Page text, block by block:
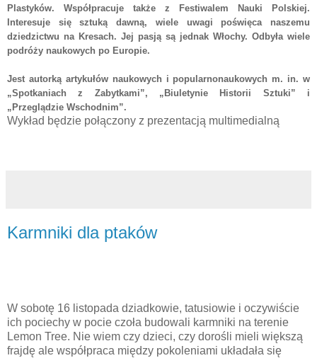
Plastyków. Współpracuje także z Festiwalem Nauki Polskiej.
Interesuje się sztuką dawną, wiele uwagi poświęca naszemu
dziedzictwu na Kresach. Jej pasją są jednak Włochy. Odbyła wiele
podróży naukowych po Europie.
Jest autorką artykułów naukowych i popularnonaukowych m. in. w
„Spotkaniach z Zabytkami”, „Biuletynie Historii Sztuki” i
„Przeglądzie Wschodnim”.
Wykład będzie połączony z prezentacją multimedialną
Karmniki dla ptaków
W sobotę 16 listopada dziadkowie, tatusiowie i oczywiście
ich pociechy w pocie czoła budowali karmniki na terenie
Lemon Tree. Nie wiem czy dzieci, czy dorośli mieli większą
frajdę ale współpraca między pokoleniami układała się